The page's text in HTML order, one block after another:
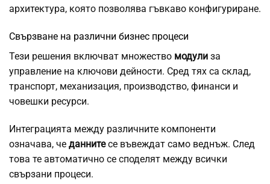
архитектура, която позволява гъвкаво конфигуриране.
Свързване на различни бизнес процеси
Тези решения включват множество модули за
управление на ключови дейности. Сред тях са склад,
транспорт, механизация, производство, финанси и
човешки ресурси.
Интеграцията между различните компоненти
означава, че даннитесе въвеждат само веднъж. След
това те автоматично се споделят между всички
свързани процеси.